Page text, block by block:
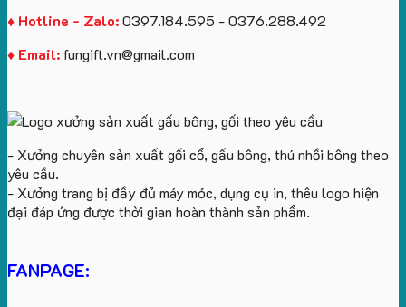
♦ Hotline - Zalo:0397.184.595 - 0376.288.492
♦ Email:fungift.vn@gmail.com
- Xưởng chuyên sản xuất gối cổ, gấu bông, thú nhồi bông theo
yêu cầu.
- Xưởng trang bị đầy đủ máy móc, dụng cụ in, thêu logo hiện
đại đáp ứng được thời gian hoàn thành sản phẩm.
FANPAGE: